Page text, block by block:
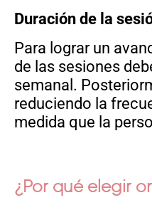
Duración de la
Para lograr un
de las sesiones
semanal.
reduciendo la
medida que la
¿Por qué elegir